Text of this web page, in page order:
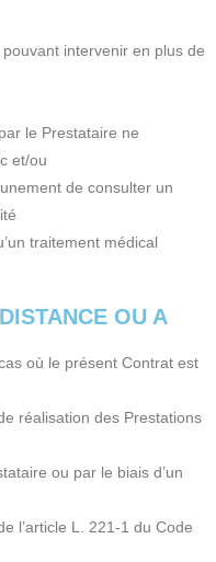
intervenir en plus de
le Prestataire ne
et/ou
de consulter un
traitement médical
OU A
où le présent Contrat est
réalisation des Prestations
ou par le biais d’un
l’article L. 221-1 du Code